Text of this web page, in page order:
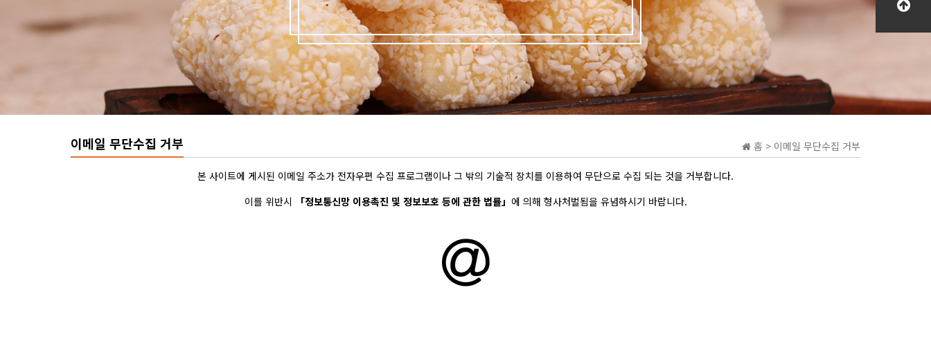
홈 > 이메일 무단수집 거부
이메일 무단수집 거부
본 사이트에 게시된 이메일 주소가 전자우편 수집 프로그램이나 그 밖의 기술적 장치를 이용하여 무단으로 수집 되는 것을 거부합니다.
이를 위반시
「정보통신망 이용촉진 및 정보보호 등에 관한 법률」 에 의해 형사처벌됨을 유념하시기 바랍니다.